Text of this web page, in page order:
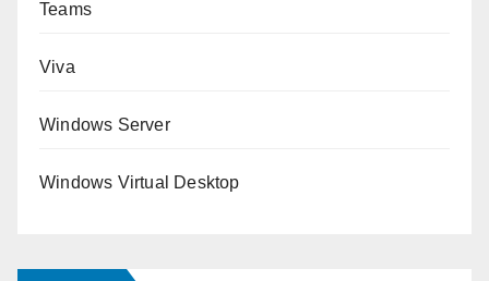
Teams
Viva
Windows Server
Windows Virtual Desktop